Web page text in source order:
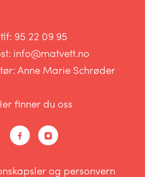
tlf: 95 22 09 95
info@matvett.no
Anne Marie Schrøder
finner du oss
og personvern